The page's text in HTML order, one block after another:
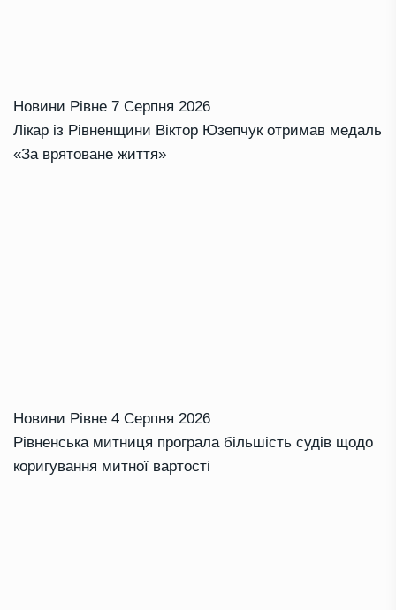
Новини Рівне 7 Серпня 2026
Лікар із Рівненщини Віктор Юзепчук отримав медаль
«За врятоване життя»
Новини Рівне 4 Серпня 2026
Рівненська митниця програла більшість судів щодо
коригування митної вартості